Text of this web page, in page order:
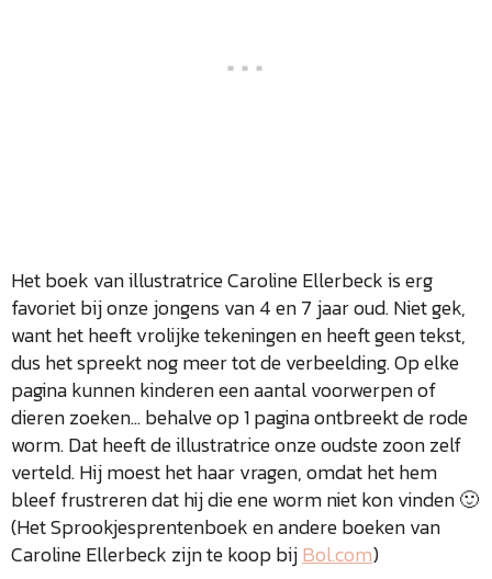
Het boek van illustratrice Caroline Ellerbeck is erg
favoriet bij onze jongens van 4 en 7 jaar oud. Niet gek,
want het heeft vrolijke tekeningen en heeft geen tekst,
dus het spreekt nog meer tot de verbeelding. Op elke
pagina kunnen kinderen een aantal voorwerpen of
dieren zoeken… behalve op 1 pagina ontbreekt de rode
worm. Dat heeft de illustratrice onze oudste zoon zelf
verteld. Hij moest het haar vragen, omdat het hem
bleef frustreren dat hij die ene worm niet kon vinden 🙂
(Het Sprookjesprentenboek en andere boeken van
Caroline Ellerbeck zijn te koop bijBol.com)